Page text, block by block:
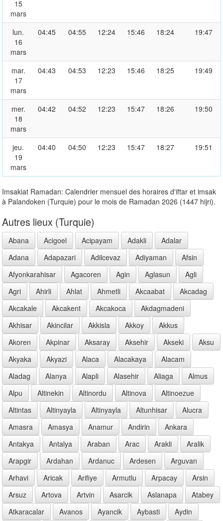
15
mars
lun.
16
mars
04:45 04:55 12:24 15:46 18:24 19:47
mar.
17
mars
04:43 04:53 12:23 15:46 18:25 19:49
mer.
18
mars
04:42 04:52 12:23 15:47 18:26 19:50
jeu.
19
mars
04:40 04:50 12:23 15:47 18:27 19:51
Imsakiat Ramadan: Calendrier mensuel des horaires d'iftar et imsak
à Palandoken (Turquie) pour le mois de Ramadan 2026 (1447 hijri).
Autres lieux (Turquie)
Abana Acigoel Acipayam Adakli
Adalar
Adana
Adapazari Adilcevaz Adiyaman
Afsin
Afyonkarahisar
Agacoren Agin Aglasun
Agli
Agri
Ahirli Ahlat Ahmetli Akcaabat
Akcadag
Akcakale
Akcakent Akcakoca
Akdagmadeni
Akhisar
Akincilar Akkisla Akkoy
Akkus
Akoren
Akpinar Aksaray Aksehir Akseki
Aksu
Akyaka
Akyazi Alaca Alacakaya
Alacam
Aladag
Alanya Alapli Alasehir Aliaga
Almus
Alpu
Altinekin Altinordu Altinova
Altinoezue
Altintas
Altinyayla Altinyayla Altunhisar
Alucra
Amasra
Amasya Anamur Andirin
Ankara
Antakya
Antalya Araban Arac Arakli
Aralik
Arapgir
Ardahan Ardanuc Ardesen
Arguvan
Arhavi
Aricak Arifiye Armutlu Arpacay
Arsin
Arsuz
Artova Artvin Asarcik Aslanapa
Atabey
Atkaracalar
Avanos Ayancik Aybasti
Aydin